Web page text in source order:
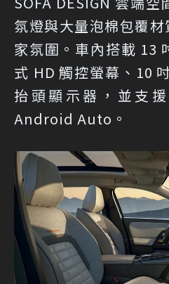
氛燈與大量泡棉包覆
家氛圍。車內搭載 13
式 HD 觸控螢幕、10
抬頭顯示器，並支
Android Auto。